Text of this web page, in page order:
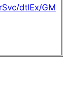
dtlEx/GM